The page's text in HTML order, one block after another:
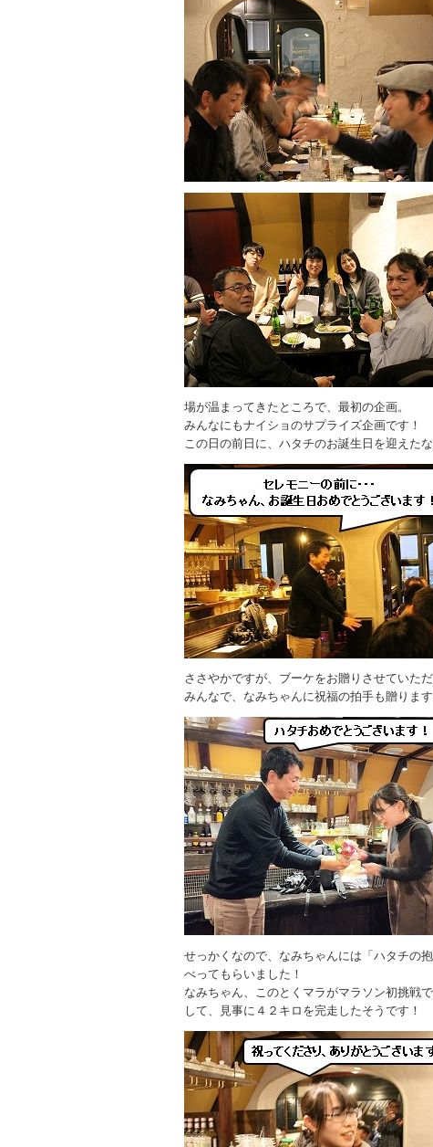
場が温まってきたところで、最初の企画。
みんなにもナイショのサプライズ企画です！
この日の前日に、ハタチのお誕生日を迎えた
ささやかですが、ブーケをお贈りさせていただ
みんなで、なみちゃんに祝福の拍手も贈りま
せっかくなので、なみちゃんには「ハタチの
べってもらいました！
なみちゃん、このとくマラがマラソン初挑戦
して、見事に４２キロを完走したそうです！